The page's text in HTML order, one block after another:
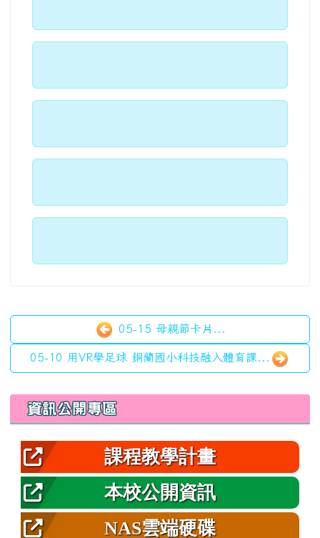
05-15 母親節卡片...
05-10 用VR學足球 銅蘭國小科技融入體育課...
左邊區域內容
資訊公開專區
課程教學計畫
本校公開資訊
NAS雲端硬碟